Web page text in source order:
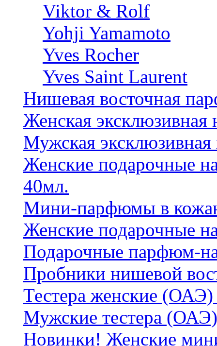
Viktor & Rolf
Yohji Yamamoto
Yves Rocher
Yves Saint Laurent
Нишевая восточная
Женская
Мужская
Женские подарочные
40мл.
Мини-парфюмы в
Женские подарочные
Подарочные парфюм-
Пробники нишевой
Тестера женские (ОАЭ)
Мужские тестера (ОАЭ)
Новинки! Женские